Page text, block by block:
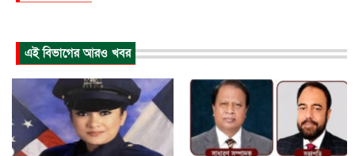
এই বিভাগের আরও খবর